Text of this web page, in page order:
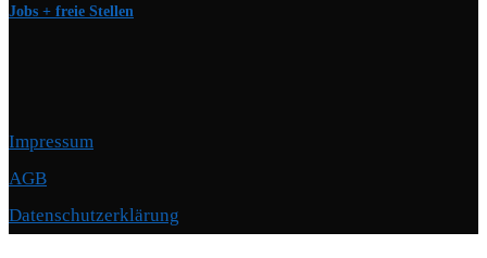
Jobs + freie Stellen
Impressum
AGB
Datenschutzerklärung